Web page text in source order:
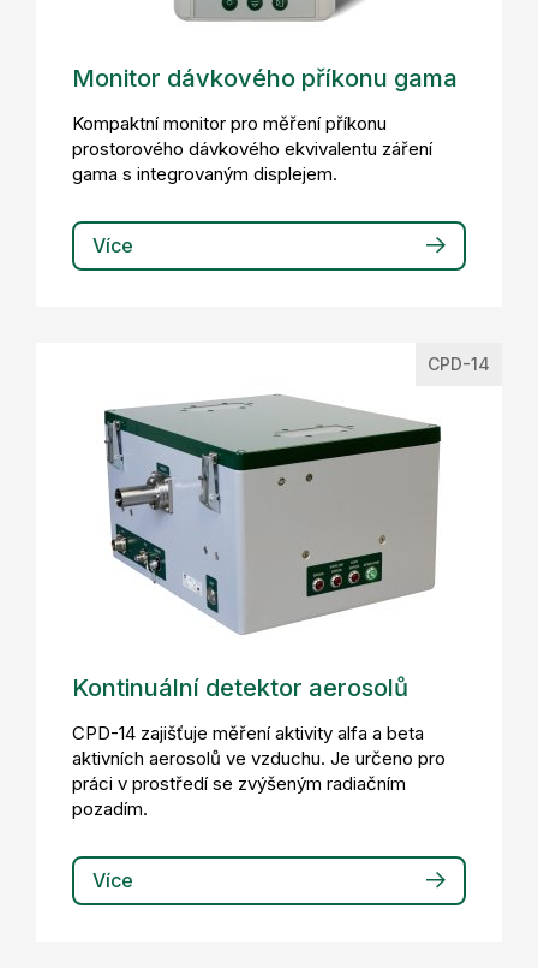
Monitor dávkového příkonu gama
Kompaktní monitor pro měření příkonu
prostorového dávkového ekvivalentu záření
gama s integrovaným displejem.
Více
CPD-14
Kontinuální detektor aerosolů
CPD-14 zajišťuje měření aktivity alfa a beta
aktivních aerosolů ve vzduchu. Je určeno pro
práci v prostředí se zvýšeným radiačním
pozadím.
Více